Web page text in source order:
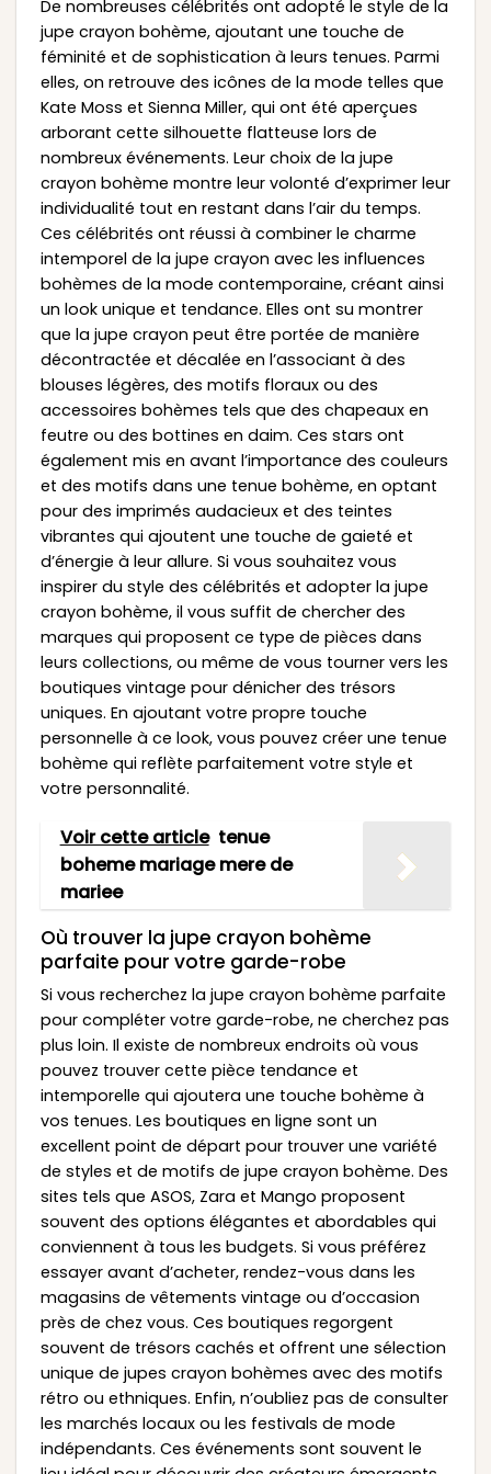
De nombreuses célébrités ont adopté le style de la
jupe crayon bohème, ajoutant une touche de
féminité et de sophistication à leurs tenues. Parmi
elles, on retrouve des icônes de la mode telles que
Kate Moss et Sienna Miller, qui ont été aperçues
arborant cette silhouette flatteuse lors de
nombreux événements. Leur choix de la jupe
crayon bohème montre leur volonté d’exprimer leur
individualité tout en restant dans l’air du temps.
Ces célébrités ont réussi à combiner le charme
intemporel de la jupe crayon avec les influences
bohèmes de la mode contemporaine, créant ainsi
un look unique et tendance. Elles ont su montrer
que la jupe crayon peut être portée de manière
décontractée et décalée en l’associant à des
blouses légères, des motifs floraux ou des
accessoires bohèmes tels que des chapeaux en
feutre ou des bottines en daim. Ces stars ont
également mis en avant l’importance des couleurs
et des motifs dans une tenue bohème, en optant
pour des imprimés audacieux et des teintes
vibrantes qui ajoutent une touche de gaieté et
d’énergie à leur allure. Si vous souhaitez vous
inspirer du style des célébrités et adopter la jupe
crayon bohème, il vous suffit de chercher des
marques qui proposent ce type de pièces dans
leurs collections, ou même de vous tourner vers les
boutiques vintage pour dénicher des trésors
uniques. En ajoutant votre propre touche
personnelle à ce look, vous pouvez créer une tenue
bohème qui reflète parfaitement votre style et
votre personnalité.
Voir cette article tenue
boheme mariage mere de
mariee
Où trouver la jupe crayon bohème
parfaite pour votre garde-robe
Si vous recherchez la jupe crayon bohème parfaite
pour compléter votre garde-robe, ne cherchez pas
plus loin. Il existe de nombreux endroits où vous
pouvez trouver cette pièce tendance et
intemporelle qui ajoutera une touche bohème à
vos tenues. Les boutiques en ligne sont un
excellent point de départ pour trouver une variété
de styles et de motifs de jupe crayon bohème. Des
sites tels que ASOS, Zara et Mango proposent
souvent des options élégantes et abordables qui
conviennent à tous les budgets. Si vous préférez
essayer avant d’acheter, rendez-vous dans les
magasins de vêtements vintage ou d’occasion
près de chez vous. Ces boutiques regorgent
souvent de trésors cachés et offrent une sélection
unique de jupes crayon bohèmes avec des motifs
rétro ou ethniques. Enfin, n’oubliez pas de consulter
les marchés locaux ou les festivals de mode
indépendants. Ces événements sont souvent le